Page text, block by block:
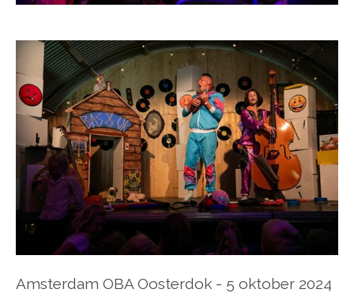
Amsterdam OBA Oosterdok - 5 oktober 2024